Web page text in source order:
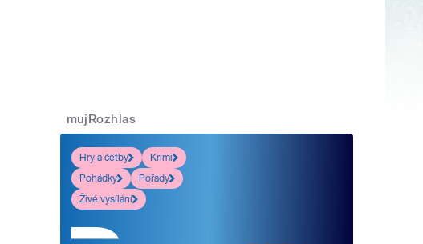
mujRozhlas
Hry a četby
Krimi
Pohádky
Pořady
Živé vysílání